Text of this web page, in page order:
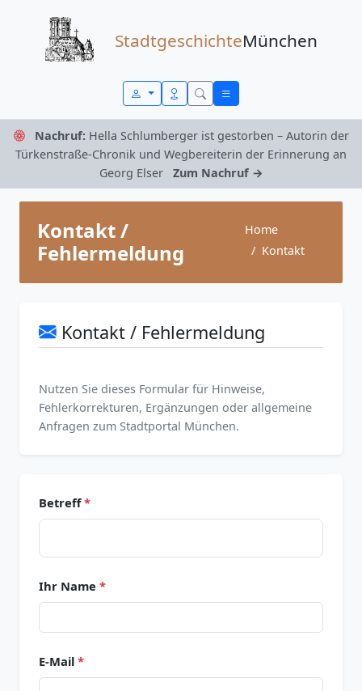
StadtgeschichteMünchen
Nachruf: Hella Schlumberger ist gestorben – Autorin der
Türkenstraße-Chronik und Wegbereiterin der Erinnerung an
Georg Elser
Zum Nachruf →
Kontakt /
Fehlermeldung
Home
Kontakt
Kontakt / Fehlermeldung
Nutzen Sie dieses Formular für Hinweise,
Fehlerkorrekturen, Ergänzungen oder allgemeine
Anfragen zum Stadtportal München.
Betreff*
Ihr Name *
E-Mail *